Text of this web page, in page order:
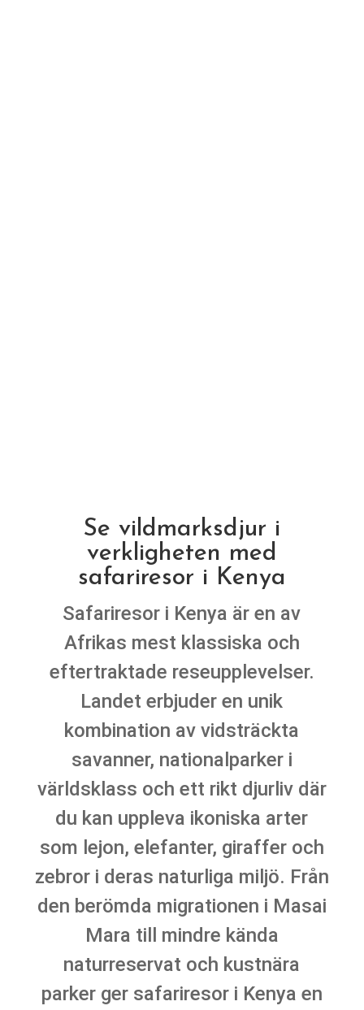
Se vildmarksdjur i
verkligheten med
safariresor i Kenya
Safariresor i Kenya är en av
Afrikas mest klassiska och
eftertraktade reseupplevelser.
Landet erbjuder en unik
kombination av vidsträckta
savanner, nationalparker i
världsklass och ett rikt djurliv där
du kan uppleva ikoniska arter
som lejon, elefanter, giraffer och
zebror i deras naturliga miljö. Från
den berömda migrationen i Masai
Mara till mindre kända
naturreservat och kustnära
parker ger safariresor i Kenya en